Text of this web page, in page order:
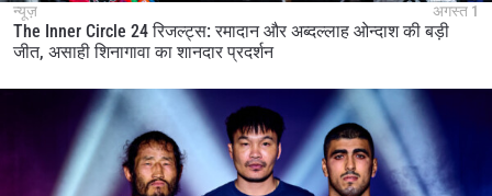
न्यूज़ अगस्त 1
The Inner Circle 24 रिजल्ट्स: रमादान और अब्दल्लाह ओन्दाश की बड़ी
जीत, असाही शिनागावा का शानदार प्रदर्शन